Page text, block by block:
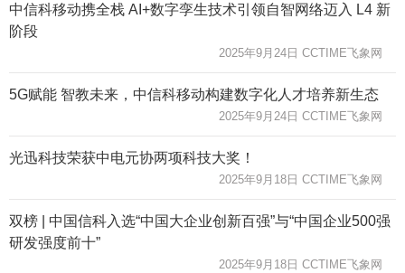
中信科移动携全栈 AI+数字孪生技术引领自智网络迈入 L4 新
阶段
2025年9月24日 CCTIME飞象网
5G赋能 智教未来，中信科移动构建数字化人才培养新生态
2025年9月24日 CCTIME飞象网
光迅科技荣获中电元协两项科技大奖！
2025年9月18日 CCTIME飞象网
双榜 | 中国信科入选“中国大企业创新百强”与“中国企业500强
研发强度前十”
2025年9月18日 CCTIME飞象网